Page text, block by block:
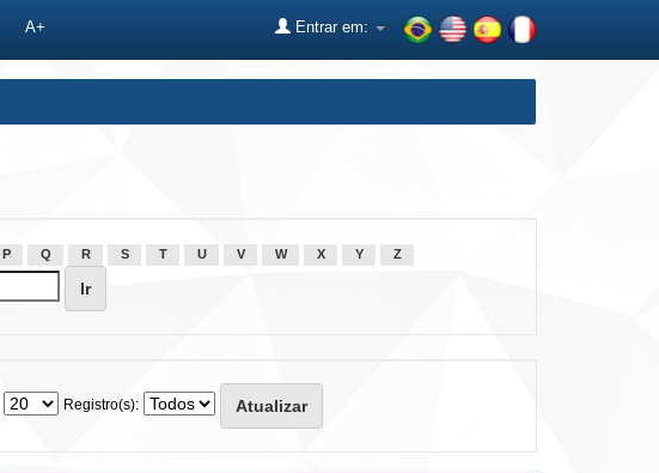
A+ Entrar em:
P Q R S T U V W X Y Z
Registro(s):